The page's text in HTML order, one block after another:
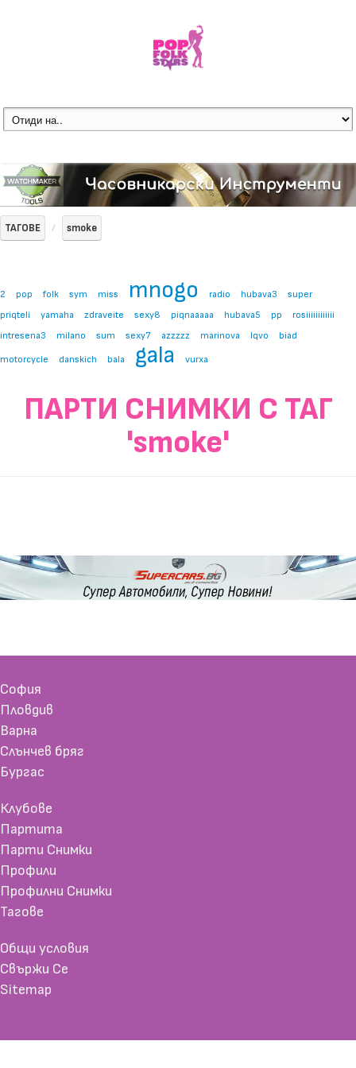
ТАГОВЕ smoke
2 pop folk sym miss mnogo radio hubava3
super
priqteli
yamaha zdraveite sexy8 piqnaaaaa hubava5 pp
rosiiiiiiiiiiii
intresena3
milano sum sexy7 azzzzz marinova lqvo
biad
motorcycle
danskich bala gala vurxa
ПАРТИ СНИМКИ С ТАГ
'smoke'
София
Пловдив
Варна
Слънчев бряг
Бургас
Клубове
Партита
Парти Снимки
Профили
Профилни Снимки
Тагове
Общи условия
Свържи Се
Sitemap